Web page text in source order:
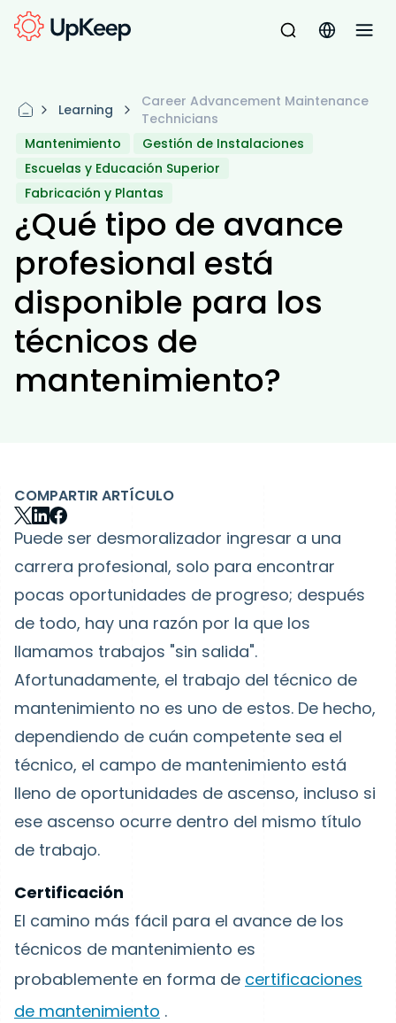
Learning
Career Advancement Maintenance
Technicians
Mantenimiento
Gestión de Instalaciones
Escuelas y Educación Superior
Fabricación y Plantas
¿Qué tipo de avance
profesional está
disponible para los
técnicos de
mantenimiento?
COMPARTIR ARTÍCULO
Puede ser desmoralizador ingresar a una
carrera profesional, solo para encontrar
pocas oportunidades de progreso; después
de todo, hay una razón por la que los
llamamos trabajos "sin salida".
Afortunadamente, el trabajo del técnico de
mantenimiento no es uno de estos. De hecho,
dependiendo de cuán competente sea el
técnico, el campo de mantenimiento está
lleno de oportunidades de ascenso, incluso si
ese ascenso ocurre dentro del mismo título
de trabajo.
Certificación
El camino más fácil para el avance de los
técnicos de mantenimiento es
probablemente en forma de certificaciones
de mantenimiento .